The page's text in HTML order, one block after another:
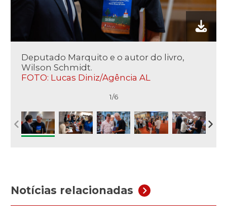
Deputado Marquito e o autor do livro,
Wilson Schmidt.
FOTO: Lucas Diniz/Agência AL
1/6
Notícias relacionadas